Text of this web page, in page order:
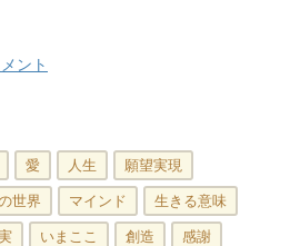
ント
愛 人生
願望実現
世界 マインド
生きる意味
いまここ 創造
感謝